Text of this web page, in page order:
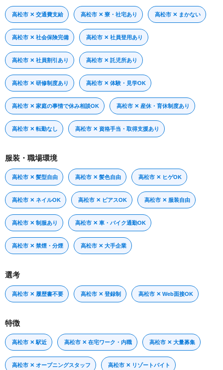
高松市 ✕ 交通費支給 高松市 ✕ 寮・社宅あり 高松市 ✕ まかない
高松市 ✕ 社会保険完備 高松市 ✕ 社員登用あり
高松市 ✕ 社員割引あり 高松市 ✕ 託児所あり
高松市 ✕ 研修制度あり 高松市 ✕ 体験・見学OK
高松市 ✕ 家庭の事情で休み相談OK 高松市 ✕ 産休・育休制度あり
高松市 ✕ 転勤なし 高松市 ✕ 資格手当・取得支援あり
服装・職場環境
高松市 ✕ 髪型自由 高松市 ✕ 髪色自由 高松市 ✕ ヒゲOK
高松市 ✕ ネイルOK 高松市 ✕ ピアスOK 高松市 ✕ 服装自由
高松市 ✕ 制服あり 高松市 ✕ 車・バイク通勤OK
高松市 ✕ 禁煙・分煙 高松市 ✕ 大手企業
選考
高松市 ✕ 履歴書不要 高松市 ✕ 登録制 高松市 ✕ Web面接OK
特徴
高松市 ✕ 駅近 高松市 ✕ 在宅ワーク・内職 高松市 ✕ 大量募集
高松市 ✕ オープニングスタッフ 高松市 ✕ リゾートバイト